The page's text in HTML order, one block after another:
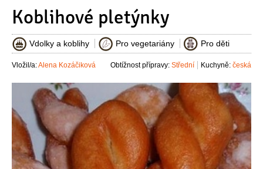
Koblihové pletýnky
Vdolky a koblihy Pro vegetariány Pro děti
Vložil/a:Alena Kozáčiková Kuchyně: česká
Obtížnost přípravy: Střední